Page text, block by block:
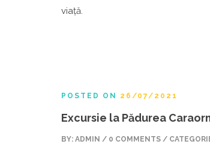
viață.
POSTED ON 26/07/2021
Excursie la Pădurea
BY: ADMIN / 0 COMMENTS /